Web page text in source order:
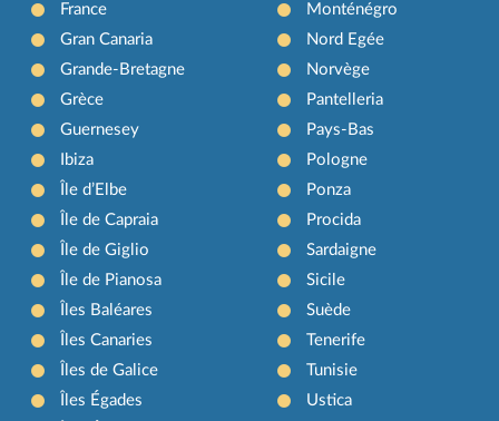
France
Gran Canaria
Grande-Bretagne
Grèce
Guernesey
Ibiza
Île d’Elbe
Île de Capraia
Île de Giglio
Île de Pianosa
Îles Baléares
Îles Canaries
Îles de Galice
Îles Égades
Monténégro
Nord Egée
Norvège
Pantelleria
Pays-Bas
Pologne
Ponza
Procida
Sardaigne
Sicile
Suède
Tenerife
Tunisie
Ustica